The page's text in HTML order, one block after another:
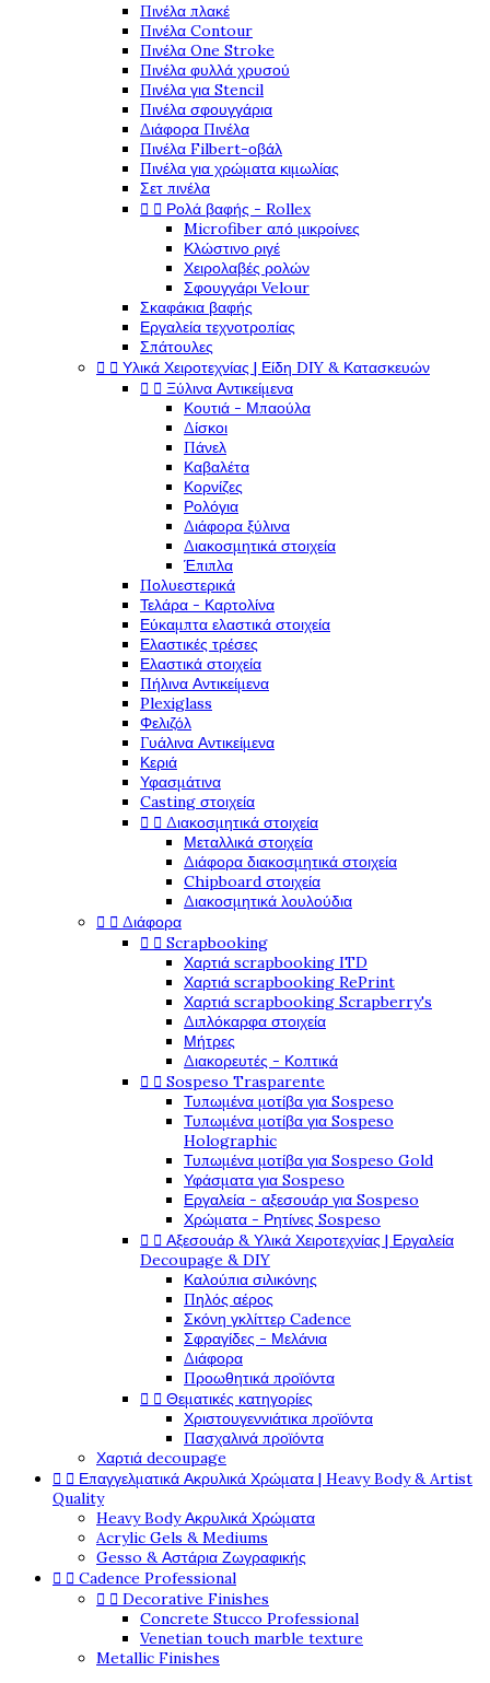
Πινέλα πλακέ
Πινέλα Contour
Πινέλα One Stroke
Πινέλα φυλλά χρυσού
Πινέλα για Stencil
Πινέλα σφουγγάρια
Διάφορα Πινέλα
Πινέλα Filbert-οβάλ
Πινέλα για χρώματα κιμωλίας
Σετ πινέλα
  Ρολά βαφής - Rollex
Microfiber από μικροίνες
Κλώστινο ριγέ
Χειρολαβές ρολών
Σφουγγάρι Velour
Σκαφάκια βαφής
Εργαλεία τεχνοτροπίας
Σπάτουλες
  Υλικά Χειροτεχνίας | Είδη DIY & Κατασκευών
  Ξύλινα Αντικείμενα
Κουτιά - Μπαούλα
Δίσκοι
Πάνελ
Καβαλέτα
Κορνίζες
Ρολόγια
Διάφορα ξύλινα
Διακοσμητικά στοιχεία
Έπιπλα
Πολυεστερικά
Τελάρα - Καρτολίνα
Εύκαμπτα ελαστικά στοιχεία
Ελαστικές τρέσες
Ελαστικά στοιχεία
Πήλινα Αντικείμενα
Plexiglass
Φελιζόλ
Γυάλινα Αντικείμενα
Κεριά
Υφασμάτινα
Casting στοιχεία
  Διακοσμητικά στοιχεία
Μεταλλικά στοιχεία
Διάφορα διακοσμητικά στοιχεία
Chipboard στοιχεία
Διακοσμητικά λουλούδια
  Διάφορα
  Scrapbooking
Χαρτιά scrapbooking ITD
Χαρτιά scrapbooking RePrint
Χαρτιά scrapbooking Scrapberry's
Διπλόκαρφα στοιχεία
Μήτρες
Διακορευτές - Κοπτικά
  Sospeso Trasparente
Τυπωμένα μοτίβα για Sospeso
Τυπωμένα μοτίβα για Sospeso
Holographic
Τυπωμένα μοτίβα για Sospeso Gold
Υφάσματα για Sospeso
Εργαλεία - αξεσουάρ για Sospeso
Χρώματα - Ρητίνες Sospeso
  Αξεσουάρ & Υλικά Χειροτεχνίας | Εργαλεία
Decoupage & DIY
Καλούπια σιλικόνης
Πηλός αέρος
Σκόνη γκλίττερ Cadence
Σφραγίδες - Μελάνια
Διάφορα
Προωθητικά προϊόντα
  Θεματικές κατηγορίες
Χριστουγεννιάτικα προϊόντα
Πασχαλινά προϊόντα
Χαρτιά decoupage
  Επαγγελματικά Ακρυλικά Χρώματα | Heavy Body & Artist
Quality
Heavy Body Ακρυλικά Χρώματα
Acrylic Gels & Mediums
Gesso & Αστάρια Ζωγραφικής
  Cadence Professional
  Decorative Finishes
Concrete Stucco Professional
Venetian touch marble texture
Metallic Finishes